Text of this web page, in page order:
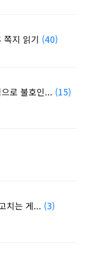
쪽지 읽기 (40)
로 불호인... (15)
치는 게... (3)